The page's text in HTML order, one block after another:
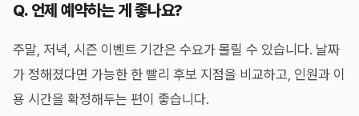
Q. 언제 예약하는 게 좋나요?
주말, 저녁, 시즌 이벤트 기간은 수요가 몰릴 수 있습니다. 날짜
가 정해졌다면 가능한 한 빨리 후보 지점을 비교하고, 인원과 이
용 시간을 확정해두는 편이 좋습니다.